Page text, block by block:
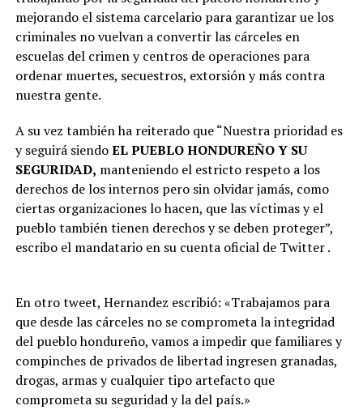
mejorando el sistema carcelario para garantizar ue los
criminales no vuelvan a convertir las cárceles en
escuelas del crimen y centros de operaciones para
ordenar muertes, secuestros, extorsión y más contra
nuestra gente.
A su vez también ha reiterado que “Nuestra prioridad es
y seguirá siendoEL PUEBLO HONDUREÑO Y SU
SEGURIDAD, manteniendo el estricto respeto a los
derechos de los internos pero sin olvidar jamás, como
ciertas organizaciones lo hacen, que las víctimas y el
pueblo también tienen derechos y se deben proteger”,
escribo el mandatario en su cuenta oficial de Twitter .
En otro tweet, Hernandez escribió: «Trabajamos para
que desde las cárceles no se comprometa la integridad
del pueblo hondureño, vamos a impedir que familiares y
compinches de privados de libertad ingresen granadas,
drogas, armas y cualquier tipo artefacto que
comprometa su seguridad y la del país.»